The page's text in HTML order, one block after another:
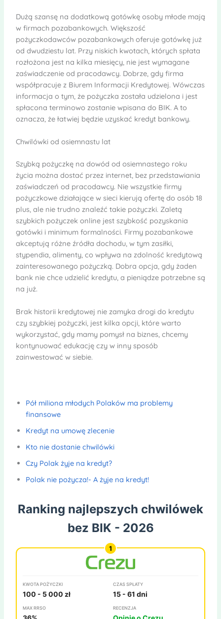
Dużą szansę na dodatkową gotówkę osoby młode mają
w firmach pozabankowych. Większość
pożyczkodawców pozabankowych oferuje gotówkę już
od dwudziestu lat. Przy niskich kwotach, których spłata
rozłożona jest na kilka miesięcy, nie jest wymagane
zaświadczenie od pracodawcy. Dobrze, gdy firma
współpracuje z Biurem Informacji Kredytowej. Wówczas
informacja o tym, że pożyczka została udzielona i jest
spłacona terminowo zostanie wpisana do BIK. A to
oznacza, że łatwiej będzie uzyskać kredyt bankowy.
Chwilówki od osiemnastu lat
Szybką pożyczkę na dowód od osiemnastego roku
życia można dostać przez internet, bez przedstawiania
zaświadczeń od pracodawcy. Nie wszystkie firmy
pożyczkowe działające w sieci kierują ofertę do osób 18
plus, ale nie trudno znaleźć takie pożyczki. Zaletą
szybkich pożyczek online jest szybkość pozyskania
gotówki i minimum formalności. Firmy pozabankowe
akceptują różne źródła dochodu, w tym zasiłki,
stypendia, alimenty, co wpływa na zdolność kredytową
zainteresowanego pożyczką. Dobra opcja, gdy żaden
bank nie chce udzielić kredytu, a pieniądze potrzebne są
na już.
Brak historii kredytowej nie zamyka drogi do kredytu
czy szybkiej pożyczki, jest kilka opcji, które warto
wykorzystać, gdy mamy pomysł na biznes, chcemy
kontynuować edukację czy w inny sposób
zainwestować w siebie.
Pół miliona młodych Polaków ma problemy
finansowe
Kredyt na umowę zlecenie
Kto nie dostanie chwilówki
Czy Polak żyje na kredyt?
Polak nie pożycza!- A żyje na kredyt!
Ranking najlepszych chwilówek
bez BIK - 2026
KWOTA POŻYCZKI
100 - 5 000 zł
CZAS SPŁATY
15 - 61 dni
MAX RRSO RECENZJA